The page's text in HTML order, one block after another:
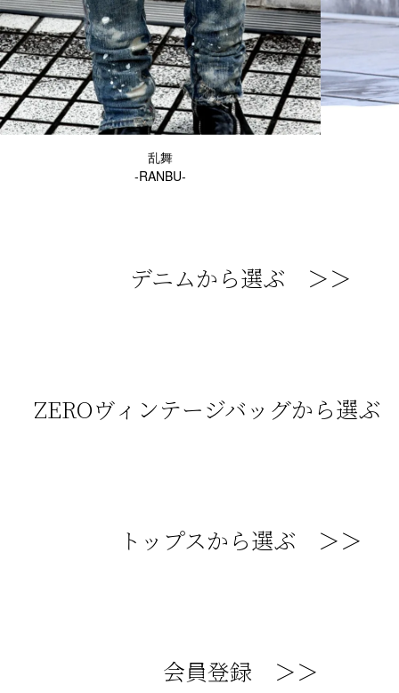
乱舞
-RANBU-
デニムから選ぶ ＞＞
ZEROヴィンテージバッグから選
トップスから選ぶ ＞＞
会員登録 ＞＞